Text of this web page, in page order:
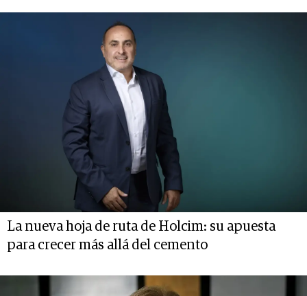
La nueva hoja de ruta de Holcim: su apuesta
para crecer más allá del cemento